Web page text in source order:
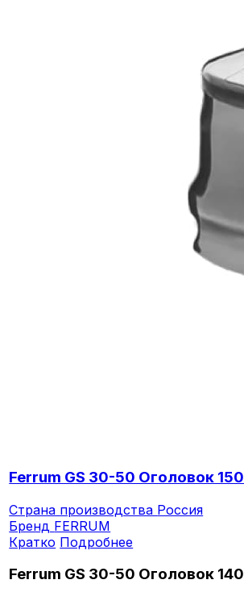
Ferrum GS 30-50 Оголовок 150
Страна производства Россия
Бренд FERRUM
Кратко Подробнее
Ferrum GS 30-50 Оголовок 140